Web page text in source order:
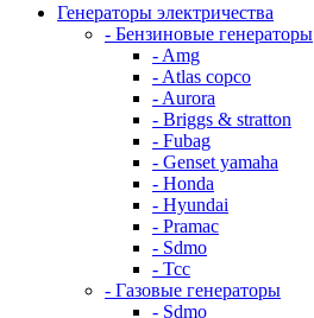
Генераторы электричества
- Бензиновые генераторы
- Amg
- Atlas copco
- Aurora
- Briggs & stratton
- Fubag
- Genset yamaha
- Honda
- Hyundai
- Pramac
- Sdmo
- Тсс
- Газовые генераторы
- Sdmo